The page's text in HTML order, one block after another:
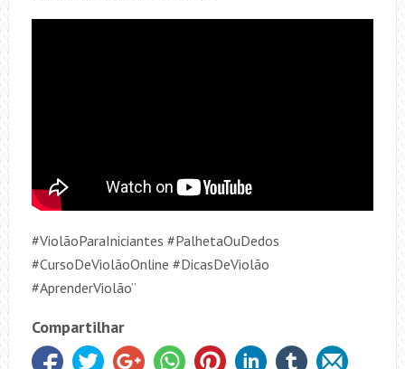
#ViolãoParaIniciantes #PalhetaOuDedos
#CursoDeViolãoOnline #DicasDeViolão
#AprenderViolão”
Compartilhar